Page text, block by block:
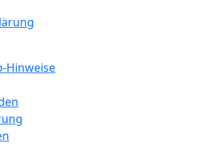
Hinweise